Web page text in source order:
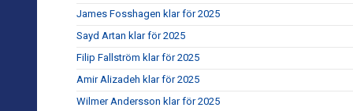
James Fosshagen klar för 2025
Sayd Artan klar för 2025
Filip Fallström klar för 2025
Amir Alizadeh klar för 2025
Wilmer Andersson klar för 2025